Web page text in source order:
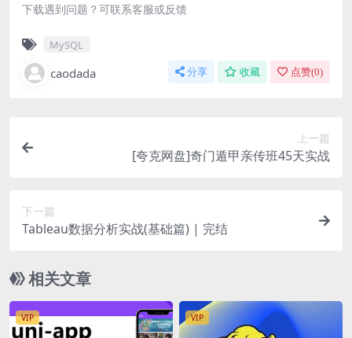
下载遇到问题？可联系客服或反馈
MySQL
caodada 分享 收藏 点赞(0)
上一篇
[夸克网盘]奇门遁甲亲传班45天实战
下一篇
Tableau数据分析实战(基础篇) | 完结
相关文章
VIP VIP